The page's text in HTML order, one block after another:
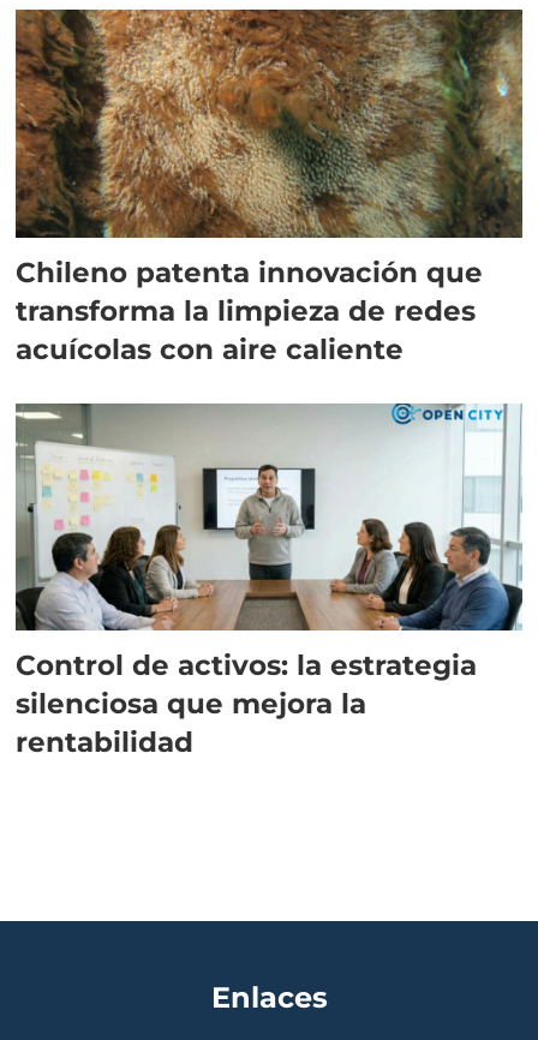
Chileno patenta innovación que
transforma la limpieza de redes
acuícolas con aire caliente
Control de activos: la estrategia
silenciosa que mejora la
rentabilidad
Enlaces